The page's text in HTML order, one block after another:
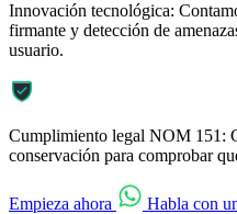
Innovación tecnológica:
firmante y detección de
usuario.
Cumplimiento legal NOM 151:
conservación para comprobar
Empieza ahora Habla con